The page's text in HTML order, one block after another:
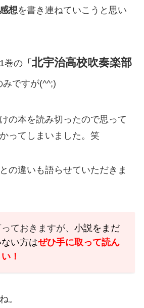
感想を書き連ねていこうと思い
巻の「 北宇治高校吹奏楽部
みですが(^^;)
の本を読み切ったので思って
ってしまいました。笑
の違いも語らせていただきま
ておきますが、小説をまだ
い方はぜひ手に取って読ん
！
。